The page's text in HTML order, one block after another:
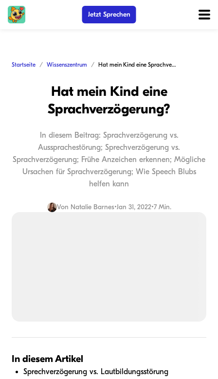
Jetzt Sprechen
Startseite Wissenszentrum Hat mein Kind eine Sprachverzögerung?
Hat mein Kind eine
Sprachverzögerung?
In diesem Beitrag: Sprachverzögerung vs.
Aussprachestörung; Sprechverzögerung vs.
Sprachverzögerung; Frühe Anzeichen erkennen; Mögliche
Ursachen für Sprachverzögerung; Wie Speech Blubs
helfen kann
Von Natalie Barnes•Jan 31, 2022•7 Min.
In diesem Artikel
Sprechverzögerung vs. Lautbildungsstörung